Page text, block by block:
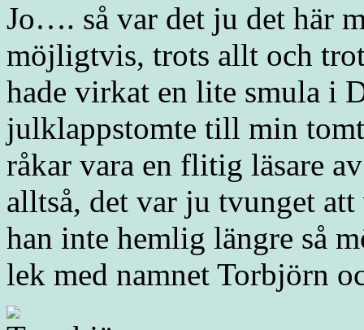
Jo…. så var det ju det här
möjligtvis, trots allt och
hade virkat en lite smula i
julklappstomte till min
råkar vara en flitig läsare
alltså, det var ju tvunget
han inte hemlig längre så
lek med namnet Torbjörn